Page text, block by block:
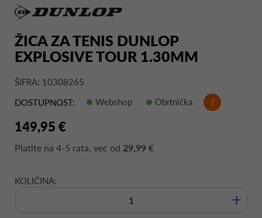
ŽICA ZA TENIS DUNLOP
EXPLOSIVE TOUR 1.30MM
ŠIFRA: 10308265
DOSTUPNOST:
Webshop Obrtnička ?
149,95 €
Platite na 4-5 rata, već od 29,99 €
KOLIČINA:
+